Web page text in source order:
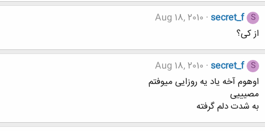
S
secret_f
Aug 18, 2010
از کی؟
S
secret_f
Aug 18, 2010
اوهوم آخه یاد یه روزایی میوفتم
مصیییی
به شدت دلم گرفته